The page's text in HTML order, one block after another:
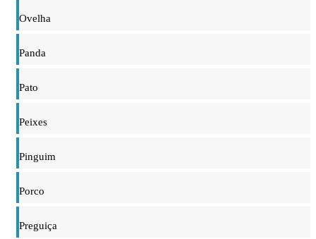
Ovelha
Panda
Pato
Peixes
Pinguim
Porco
Preguiça